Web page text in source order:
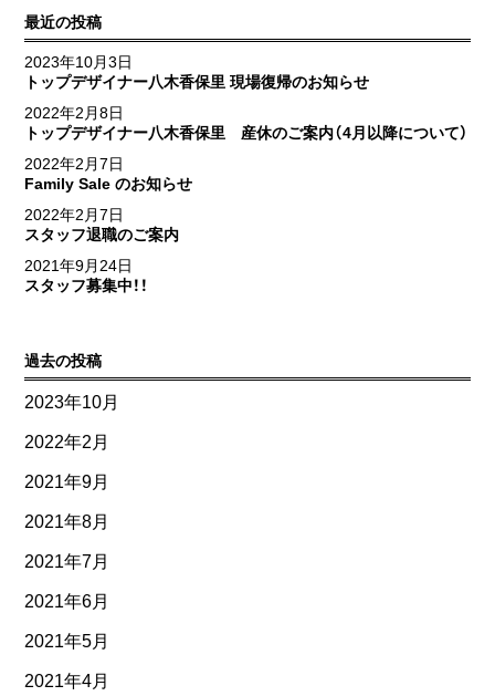
最近の投稿
2023年10月3日
トップデザイナー八木香保里 現場復帰のお知らせ
2022年2月8日
トップデザイナー八木香保里 産休のご案内（4月以降について）
2022年2月7日
Family Sale のお知らせ
2022年2月7日
スタッフ退職のご案内
2021年9月24日
スタッフ募集中！！
過去の投稿
2023年10月
2022年2月
2021年9月
2021年8月
2021年7月
2021年6月
2021年5月
2021年4月